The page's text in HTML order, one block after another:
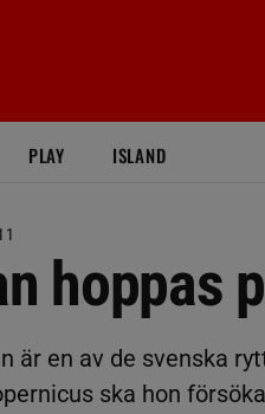
PLAY ISLAND
hoppas
är en av de svenska
ska hon